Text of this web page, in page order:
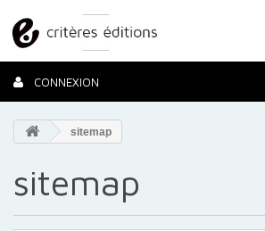
CONNEXION
sitemap
sitemap